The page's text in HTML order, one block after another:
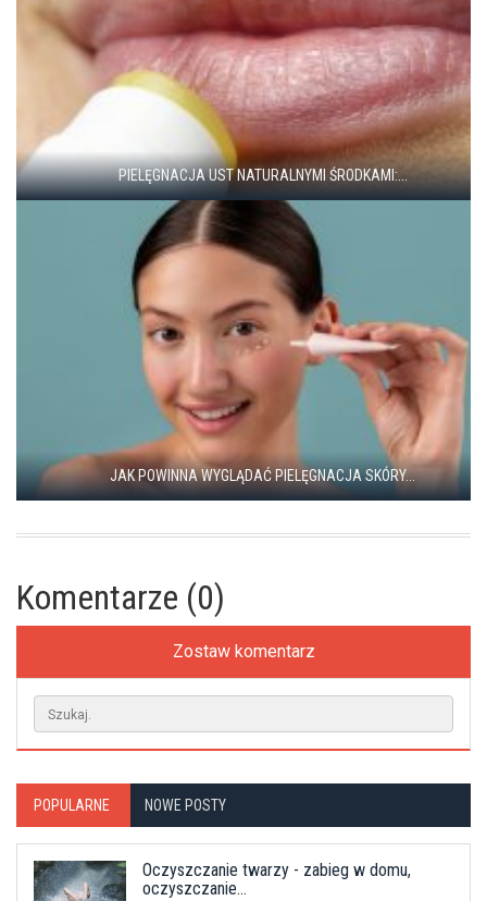
PIELĘGNACJA UST NATURALNYMI ŚRODKAMI:...
JAK POWINNA WYGLĄDAĆ PIELĘGNACJA SKÓRY...
Komentarze (0)
Zostaw komentarz
POPULARNE NOWE POSTY
Oczyszczanie twarzy - zabieg w domu,
oczyszczanie...